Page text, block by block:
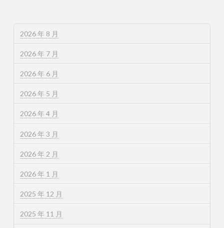
2026 年 8 月
2026 年 7 月
2026 年 6 月
2026 年 5 月
2026 年 4 月
2026 年 3 月
2026 年 2 月
2026 年 1 月
2025 年 12 月
2025 年 11 月